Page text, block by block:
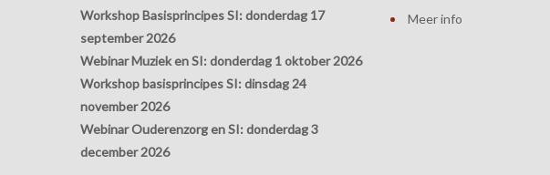
Workshop Basisprincipes SI: donderdag 17
september 2026
Webinar Muziek en SI: donderdag 1 oktober 2026
Workshop basisprincipes SI: dinsdag 24
november 2026
Webinar Ouderenzorg en SI: donderdag 3
december 2026
Meer info